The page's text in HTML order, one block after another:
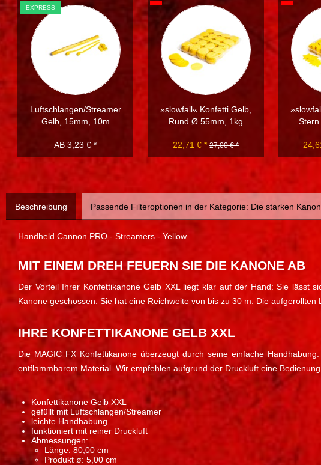
EXPRESS
Luftschlangen/Streamer
Gelb, 15mm, 10m
AB 3,23 € *
»slowfall« Konfetti Gelb,
Rund Ø 55mm, 1kg
22,71 € * 27,00 € *
Beschreibung Passende Filteroptionen in der Kategorie: Die starken
Handheld Cannon PRO - Streamers - Yellow
MIT EINEM DREH FEUERN SIE DIE KANONE AB
Der Vorteil Ihrer Konfettikanone Gelb XXL liegt klar auf der Hand: Sie lässt
Kanone geschossen. Sie hat eine Reichweite von bis zu 30 m. Die
IHRE KONFETTIKANONE GELB XXL
Die MAGIC FX Konfettikanone überzeugt durch seine einfache
entflammbarem Material. Wir empfehlen aufgrund der Druckluft eine
Konfettikanone Gelb XXL
gefüllt mit Luftschlangen/Streamer
leichte Handhabung
funktioniert mit reiner Druckluft
Abmessungen:
Länge: 80,00 cm
Produkt ø: 5,00 cm